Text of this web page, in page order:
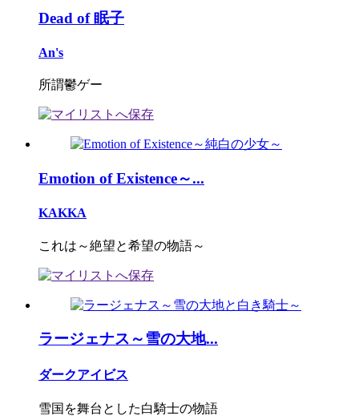
Dead of 眠子
An's
所謂鬱ゲー
Emotion of Existence～...
KAKKA
これは～絶望と希望の物語～
ラージェナス～雪の大地...
ダークアイビス
雪国を舞台とした白騎士の物語